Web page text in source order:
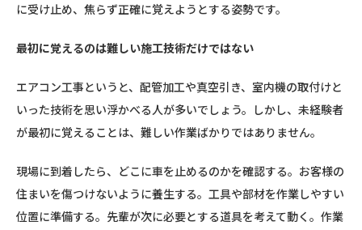
に受け止め、焦らず正確に覚えようとする姿勢です。
最初に覚えるのは難しい施工技術だけではない
エアコン工事というと、配管加工や真空引き、室内機の取付けと
いった技術を思い浮かべる人が多いでしょう。しかし、未経験者
が最初に覚えることは、難しい作業ばかりではありません。
現場に到着したら、どこに車を止めるのかを確認する。お客様の
住まいを傷つけないように養生する。工具や部材を作業しやすい
位置に準備する。先輩が次に必要とする道具を考えて動く。作業